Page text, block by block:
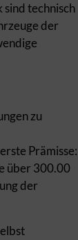
technisch
der
zu
Prämisse:
über 300.00
der